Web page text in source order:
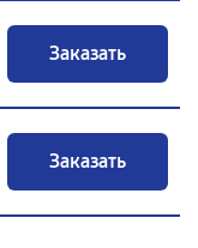
Заказать
Заказать